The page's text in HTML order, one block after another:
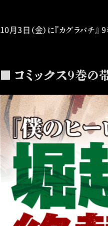
10月3日（金）に『カグラバチ
■ コミックス９巻の